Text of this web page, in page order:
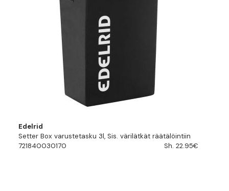
Edelrid
Setter Box varustetasku 3l, Sis. värilätkät räätälöintiin
721840030170
Sh. 22.95€